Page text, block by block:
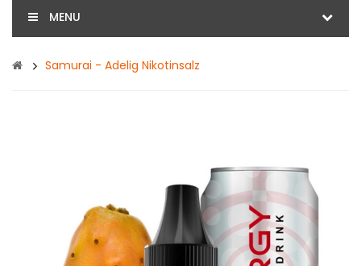
MENU
Samurai - Adelig Nikotinsalz